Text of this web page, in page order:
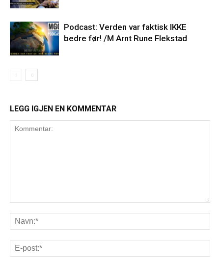
Podcast: Verden var faktisk IKKE
bedre før! /M Arnt Rune Flekstad
LEGG IGJEN EN KOMMENTAR